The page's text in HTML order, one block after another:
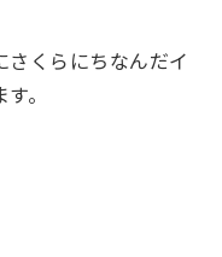
くらにちなんだイ
。